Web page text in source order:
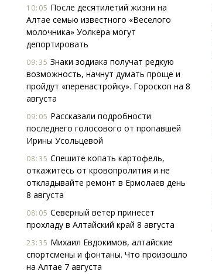
10:05 После десятилетий жизни на
Алтае семью известного «Веселого
молочника» Уолкера могут
депортировать
09:35 Знаки зодиака получат редкую
возможность, начнут думать проще и
пройдут «перенастройку». Гороскоп на 8
августа
09:05 Рассказали подробности
последнего голосового от пропавшей
Ирины Усольцевой
08:35 Спешите копать картофель,
откажитесь от кровопролития и не
откладывайте ремонт в Ермолаев день
8 августа
08:05 Северный ветер принесет
прохладу в Алтайский край 8 августа
23:35 Михаил Евдокимов, алтайские
спортсмены и фонтаны. Что произошло
на Алтае 7 августа